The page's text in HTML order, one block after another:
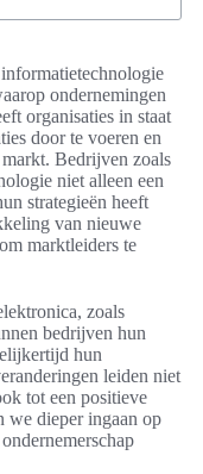
ondernemingen
organisaties in staat
door te voeren en
Bedrijven zoals
niet alleen een
strategieën heeft
van nieuwe
marktleiders te
zoals
bedrijven hun
hun
leiden niet
tot een positieve
we dieper ingaan op